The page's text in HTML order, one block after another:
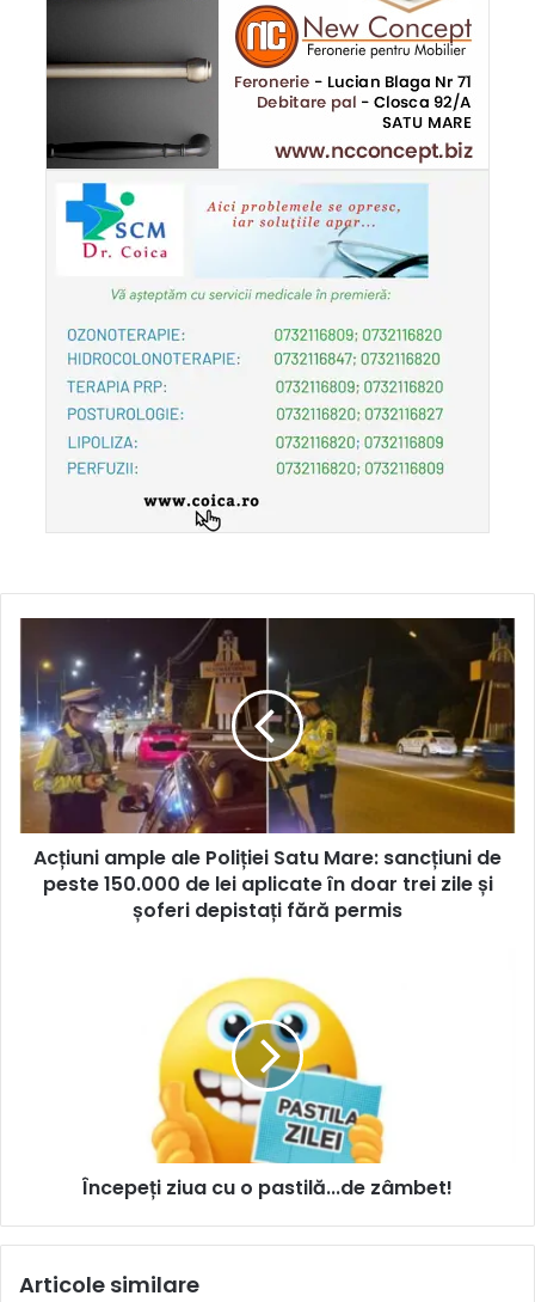
Acțiuni ample ale Poliției Satu Mare: sancțiuni de
peste 150.000 de lei aplicate în doar trei zile și
șoferi depistați fără permis
Începeți ziua cu o pastilă...de zâmbet!
Articole similare